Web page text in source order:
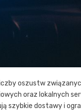
oszustw
oraz lokalnych
szybkie dostawy i